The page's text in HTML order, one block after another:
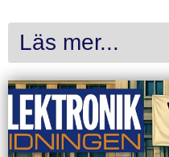
Läs mer...